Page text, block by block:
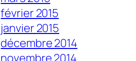
février 2015
janvier 2015
décembre 2014
novembre 2014